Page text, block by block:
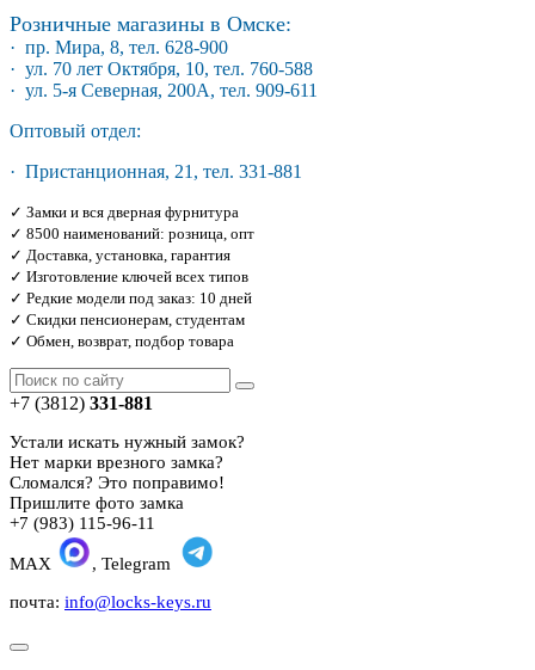
Розничные магазины в Омске:
· пр. Мира, 8, тел. 628-900
· ул. 70 лет Октября, 10, тел. 760-588
· ул. 5-я Северная, 200А, тел. 909-611
Оптовый отдел:
· Пристанционная, 21, тел. 331-881
✓ Замки и вся дверная фурнитура
✓ 8500 наименований: розница, опт
✓ Доставка, установка, гарантия
✓ Изготовление ключей всех типов
✓ Редкие модели под заказ: 10 дней
✓ Скидки пенсионерам, студентам
✓ Обмен, возврат, подбор товара
+7 (3812) 331-881
Устали искать нужный замок?
Нет марки врезного замка?
Сломался? Это поправимо!
Пришлите фото замка
+7 (983) 115-96-11
MAX
, Telegram
почта: info@locks-keys.ru